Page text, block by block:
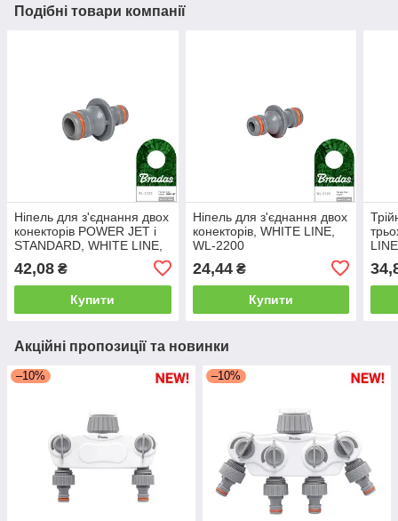
Подібні товари компанії
Ніпель для з'єднання двох
конекторів POWER JET і
STANDARD, WHITE LINE,
42,08 ₴
Купити
Ніпель для з'єднання двох
конекторів, WHITE LINE,
WL-2200
24,44₴
Купити
Акційні пропозиції та новинки
–10% –10%